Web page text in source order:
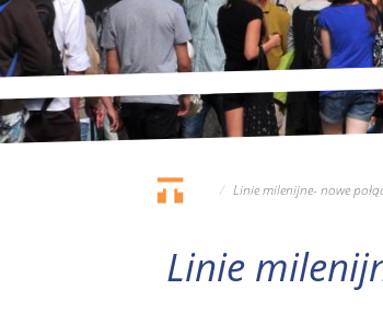
Linie milenijne- nowe
Linie